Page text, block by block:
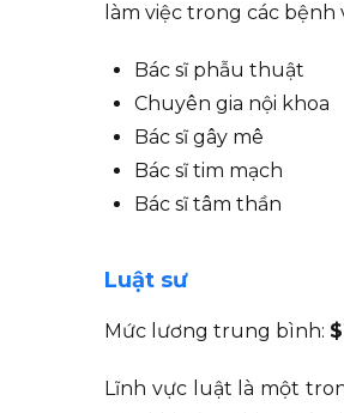
làm việc trong các bệnh
Bác sĩ phẫu thuật
Chuyên gia nội khoa
Bác sĩ gây mê
Bác sĩ tim mạch
Bác sĩ tâm thần
Luật sư
Mức lương trung bình:
Lĩnh vực luật là một